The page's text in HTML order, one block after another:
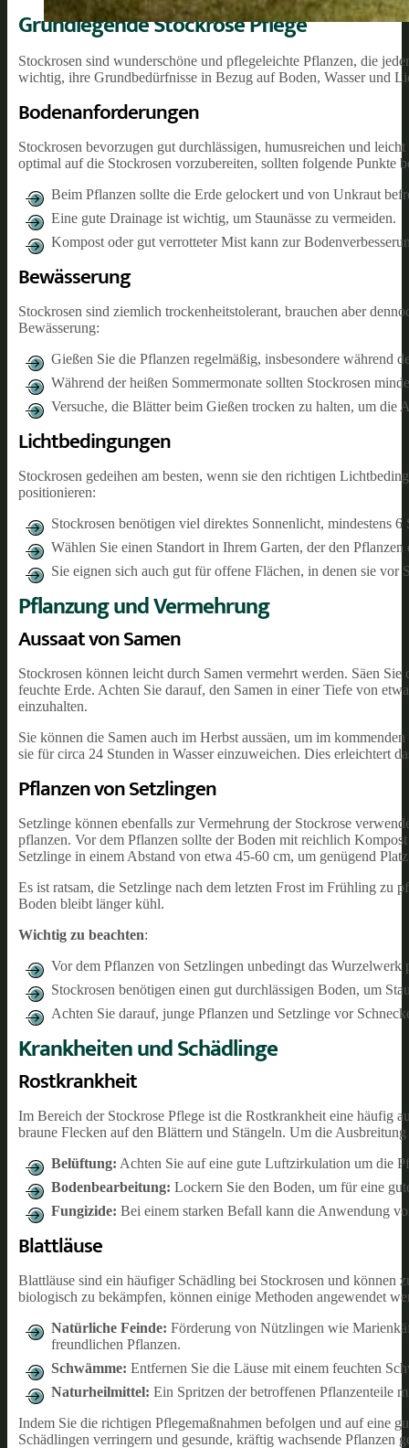
Grundlegende Stockrose Pflege
Stockrosen sind wunderschöne und pflegeleichte Pflanzen, die
wichtig, ihre Grundbedürfnisse in Bezug auf Boden, Wasser und
Bodenanforderungen
Stockrosen bevorzugen gut durchlässigen, humusreichen und
optimal auf die Stockrosen vorzubereiten, sollten folgende Punkte
Beim Pflanzen sollte die Erde gelockert und von Unkraut
Eine gute Drainage ist wichtig, um Staunässe zu vermeiden.
Kompost oder gut verrotteter Mist kann zur
Bewässerung
Stockrosen sind ziemlich trockenheitstolerant, brauchen aber
Bewässerung:
Gießen Sie die Pflanzen regelmäßig, insbesondere während
Während der heißen Sommermonate sollten Stockrosen
Versuche, die Blätter beim Gießen trocken zu halten, um
Lichtbedingungen
Stockrosen gedeihen am besten, wenn sie den richtigen
positionieren:
Stockrosen benötigen viel direktes Sonnenlicht, mindestens 6
Wählen Sie einen Standort in Ihrem Garten, der den
Sie eignen sich auch gut für offene Flächen, in denen sie vor
Pflanzung und Vermehrung
Aussaat von Samen
Stockrosen können leicht durch Samen vermehrt werden. Säen
feuchte Erde. Achten Sie darauf, den Samen in einer Tiefe von
einzuhalten.
Sie können die Samen auch im Herbst aussäen, um im
sie für circa 24 Stunden in Wasser einzuweichen. Dies erleichtert
Pflanzen von Setzlingen
Setzlinge können ebenfalls zur Vermehrung der Stockrose
pflanzen. Vor dem Pflanzen sollte der Boden mit reichlich
Setzlinge in einem Abstand von etwa 45-60 cm, um genügend
Es ist ratsam, die Setzlinge nach dem letzten Frost im Frühling
Boden bleibt länger kühl.
Wichtig zu beachten:
Vor dem Pflanzen von Setzlingen unbedingt das
Stockrosen benötigen einen gut durchlässigen Boden, um
Achten Sie darauf, junge Pflanzen und Setzlinge vor
Krankheiten und Schädlinge
Rostkrankheit
Im Bereich der Stockrose Pflege ist die Rostkrankheit eine häufig
braune Flecken auf den Blättern und Stängeln. Um die
Belüftung: Achten Sie auf eine gute Luftzirkulation um die
Bodenbearbeitung: Lockern Sie den Boden, um für eine
Fungizide: Bei einem starken Befall kann die Anwendung
Blattläuse
Blattläuse sind ein häufiger Schädling bei Stockrosen und können
biologisch zu bekämpfen, können einige Methoden angewendet
Natürliche Feinde: Förderung von Nützlingen wie
freundlichen Pflanzen.
Schwämme: Entfernen Sie die Läuse mit einem feuchten
Naturheilmittel: Ein Spritzen der betroffenen Pflanzenteile
Indem Sie die richtigen Pflegemaßnahmen befolgen und auf eine
Schädlingen verringern und gesunde, kräftig wachsende Pflanzen